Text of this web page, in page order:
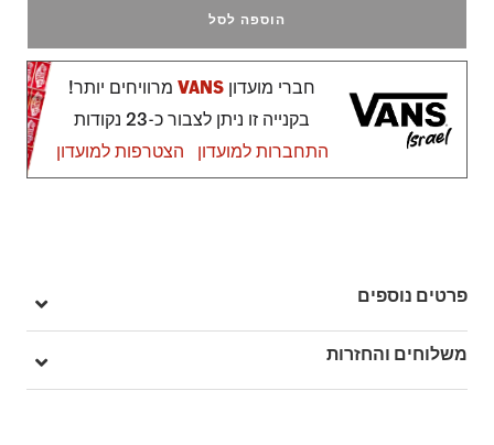
הוספה לסל
חברי מועדון VANSמרוויחים יותר!
בקנייה זו ניתן לצבור כ-23 נקודות
התחברות למועדון
הצטרפות למועדון
פרטים נוספים
מק"ט: V00PABBLK
משלוחים והחזרות